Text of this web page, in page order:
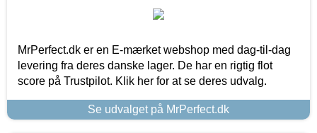
MrPerfect.dk er en E-mærket webshop med dag-til-dag
levering fra deres danske lager. De har en rigtig flot
score på Trustpilot. Klik her for at se deres udvalg.
Se udvalget på MrPerfect.dk